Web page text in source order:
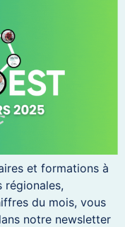
et formations à
régionales,
du mois, vous
notre newsletter